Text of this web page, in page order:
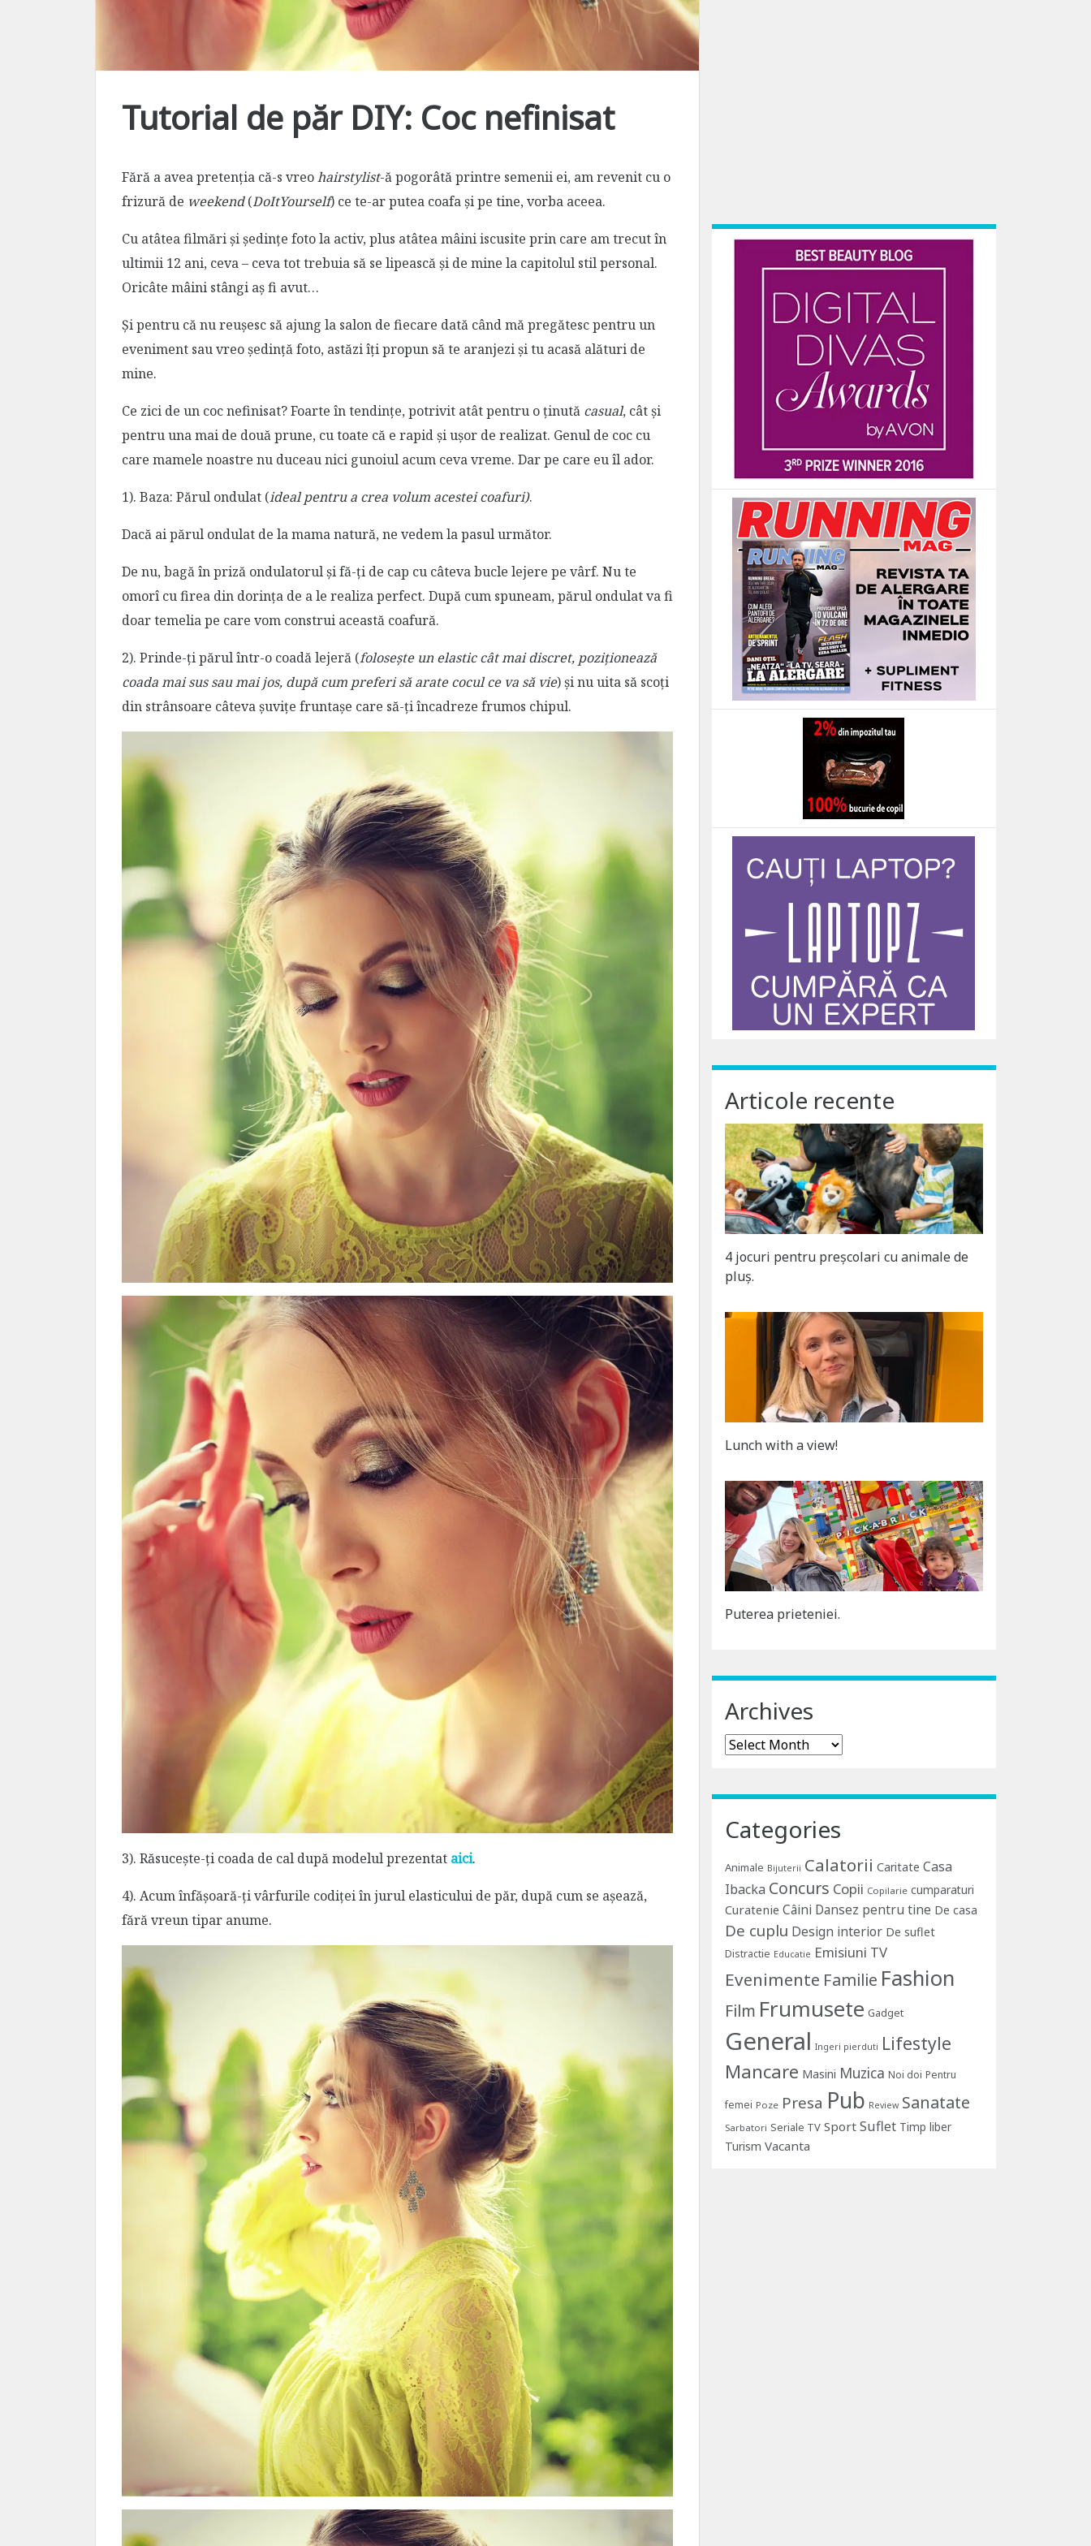
Tutorial de păr DIY: Coc nefinisat
Fără a avea pretenția că-s vreohairstylist-ă pogorâtă printre semenii ei, am revenit cu o
frizură de weekend(DoItYourself) ce te-ar putea coafa și pe tine, vorba aceea.
Cu atâtea filmări și ședințe foto la activ, plus atâtea mâini iscusite prin care am trecut în
ultimii 12 ani, ceva – ceva tot trebuia să se lipească și de mine la capitolul stil personal.
Oricâte mâini stângi aș fi avut…
Și pentru că nu reușesc să ajung la salon de fiecare dată când mă pregătesc pentru un
eveniment sau vreo ședință foto, astăzi îți propun să te aranjezi și tu acasă alături de
mine.
Ce zici de un coc nefinisat? Foarte în tendințe, potrivit atât pentru o ținută casual, cât și
pentru una mai de două prune, cu toate că e rapid și ușor de realizat. Genul de coc cu
care mamele noastre nu duceau nici gunoiul acum ceva vreme. Dar pe care eu îl ador.
1). Baza: Părul ondulat (ideal pentru a crea volum acestei coafuri).
Dacă ai părul ondulat de la mama natură, ne vedem la pasul următor.
De nu, bagă în priză ondulatorul și fă-ți de cap cu câteva bucle lejere pe vârf. Nu te
omorî cu firea din dorința de a le realiza perfect. După cum spuneam, părul ondulat va fi
doar temelia pe care vom construi această coafură.
2). Prinde-ți părul într-o coadă lejeră (folosește un elastic cât mai discret, poziționează
coada mai sus sau mai jos, după cum preferi să arate cocul ce va să vie) și nu uita să scoți
din strânsoare câteva șuvițe fruntașe care să-ți încadreze frumos chipul.
3). Răsucește-ți coada de cal după modelul prezentat aici.
4). Acum înfășoară-ți vârfurile codiței în jurul elasticului de păr, după cum se așează,
fără vreun tipar anume.
Articole recente
4 jocuri pentru preșcolari cu animale de
pluș.
Lunch with a view!
Puterea prieteniei.
Archives
Archives
Categories
Animale Bijuterii Calatorii Caritate Casa
Ibacka Concurs Copii Copilarie cumparaturi
Curatenie Câini Dansez pentru tine De casa
De cuplu Design interior De suflet
Distractie Educatie Emisiuni TV
Evenimente Familie Fashion
Film Frumusete Gadget
General Ingeri pierduti Lifestyle
Mancare Masini Muzica Noi doi Pentru
femei Poze Presa Pub Review Sanatate
Sarbatori Seriale TV Sport Suflet Timp liber
Turism Vacanta